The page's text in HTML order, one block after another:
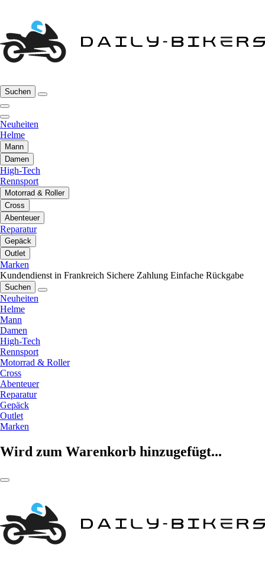
Suchen
Neuheiten
Helme
Mann
Damen
High-Tech
Rennsport
Motorrad & Roller
Cross
Abenteuer
Reparatur
Gepäck
Outlet
Marken
Kundendienst in Frankreich Sichere Zahlung Einfache Rückgabe
Suchen
Neuheiten
Helme
Mann
Damen
High-Tech
Rennsport
Motorrad & Roller
Cross
Abenteuer
Reparatur
Gepäck
Outlet
Marken
Wird zum Warenkorb hinzugefügt...